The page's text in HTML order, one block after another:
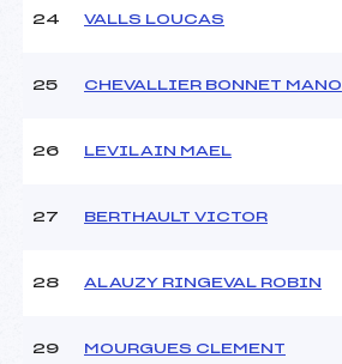
24 VALLS LOUCAS
25 CHEVALLIER BONNET MANO
26 LEVILAIN MAEL
27 BERTHAULT VICTOR
28 ALAUZY RINGEVAL ROBIN
29 MOURGUES CLEMENT